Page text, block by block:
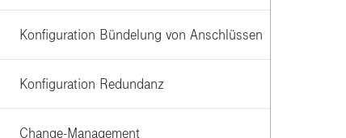
Konfiguration Bündelung von Anschlüssen
Konfiguration Redundanz
Change-Management